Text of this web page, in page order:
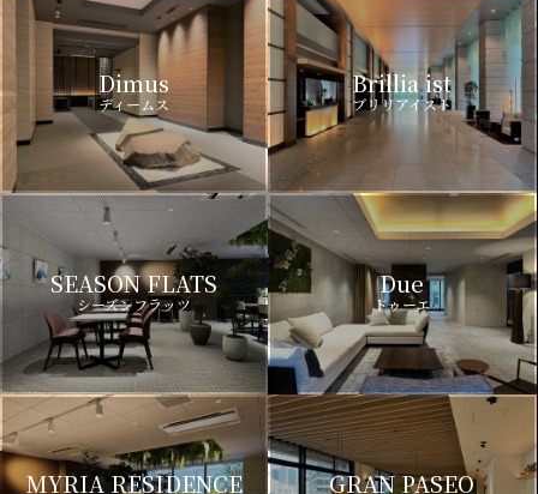
Dimus
ディームス
Brillia ist
ブリリアイスト
SEASON FLATS
シーズンフラッツ
Due
ドゥーエ
MYRIA RESIDENCE GRAN PASEO